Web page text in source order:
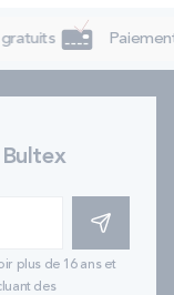
S'INSCRIRE
plus de 16 ans et
des